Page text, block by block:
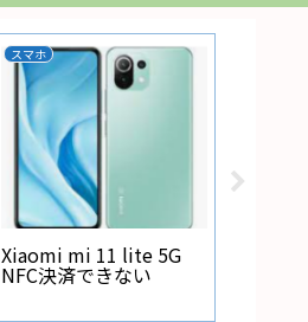
スマホ
Xiaomi mi 11 lite 5G
NFC決済できない